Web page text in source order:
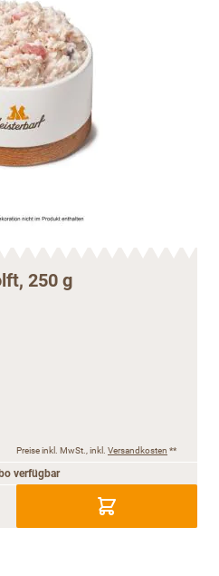
250 g
Preise inkl. MwSt., inkl. Versandkosten **
verfügbar